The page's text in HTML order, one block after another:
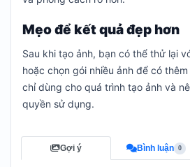
Mẹo để kết quả đẹp hơn
Sau khi tạo ảnh, bạn có thể thử lại
hoặc chọn gói nhiều ảnh để có
chỉ dùng cho quá trình tạo ảnh và
quyền sử dụng.
Gợi ý Bình luận 0